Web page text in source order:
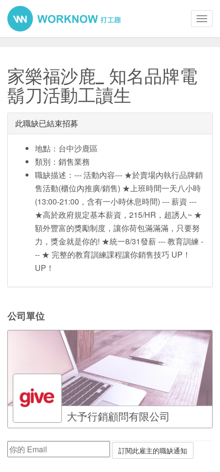
家樂福沙鹿_ 知名品牌電
鬍刀活動工讀生
此職缺已結束招募
地點：台中沙鹿區
類別：銷售業務
職缺描述：--- 活動內容--- ★於賣場內執行品牌銷
售活動(櫃位內推廣/銷售) ★上班時間一天八小時
(13:00-21:00，含有一小時休息時間) --- 薪資 ---
★高於政府規定基本薪資，215/HR，超誘人~ ★
額外豐富的獎勵制度，讓你荷包滿滿滿，只要努
力，獎金就是你的! ★統一8/31發薪 --- 教育訓練 -
-- ★ 完整的教育訓練課程讓你銷售技巧 UP！
UP！
公司單位
大予行銷顧問有限公司